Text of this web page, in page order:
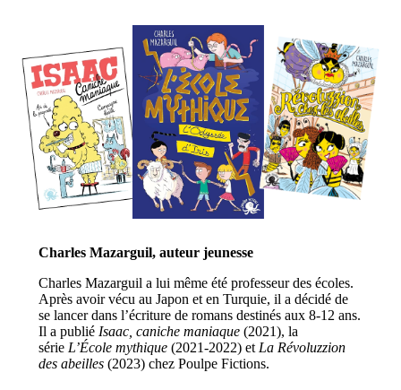
Charles Mazarguil, auteur jeunesse
Charles Mazarguil a lui même été professeur des écoles.
Après avoir vécu au Japon et en Turquie, il a décidé de
se lancer dans l’écriture de romans destinés aux 8-12 ans.
Il a publié Isaac, caniche maniaque(2021), la
série L’École mythique(2021-2022) et La Révoluzzion
des abeilles(2023) chez Poulpe Fictions.